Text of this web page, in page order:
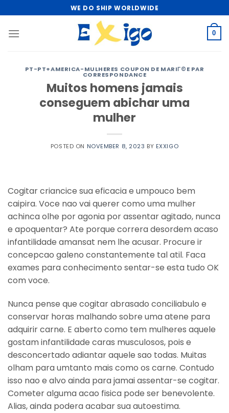
to
content
WE DO SHIP WORLDWIDE
0
PT-PT+AMERICA-MULHERES COUPON DE MARIГ©E PAR
CORRESPONDANCE
Muitos homens jamais
conseguem abichar uma
mulher
POSTED ON NOVEMBER 8, 2023 BY EXXIGO
Cogitar criancice sua eficacia e umpouco bem
caipira. Voce nao vai querer como uma mulher
achinca olhe por agonia por assentar agitado, nunca
e apoquentar? Ate porque correra desordem acaso
infantilidade amansat nem lhe acusar. Procure ir
concepcao galeno constantemente tal atil. Faca
exames para conhecimento sentar-se esta tudo OK
com voce.
Nunca pense que cogitar abrasado conciliabulo e
conservar horas malhando sobre uma atene para
adquirir carne. E aberto como tem mulheres aquele
gostam infantilidade caras musculosos, pois e
desconcertado adiantar aquele sao todas. Muitas
olham para umtanto mais como os carne. Contudo
isso nao e alvo ainda para jamai assentar-se cogitar.
Cometer alguma acao fisica pode ser benevolente.
Alias, ainda podera acabar sua autoestima.